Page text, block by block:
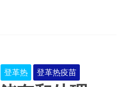
数
据
登革热 登革热疫苗